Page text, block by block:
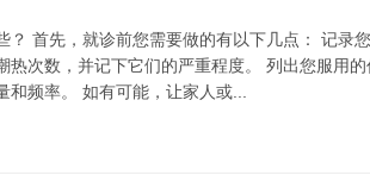
？ 首先，就诊前您需要做的有以下几点： 记录
热次数，并记下它们的严重程度。 列出您服用
频率。 如有可能，让家人或...